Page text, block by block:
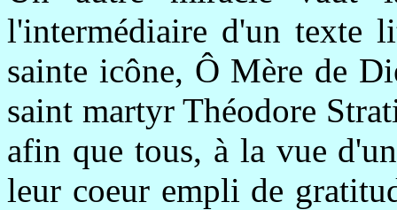
l'intermédiaire d'un texte
sainte icône, Ô Mère de
saint martyr Théodore
afin que tous, à la vue
leur coeur empli de